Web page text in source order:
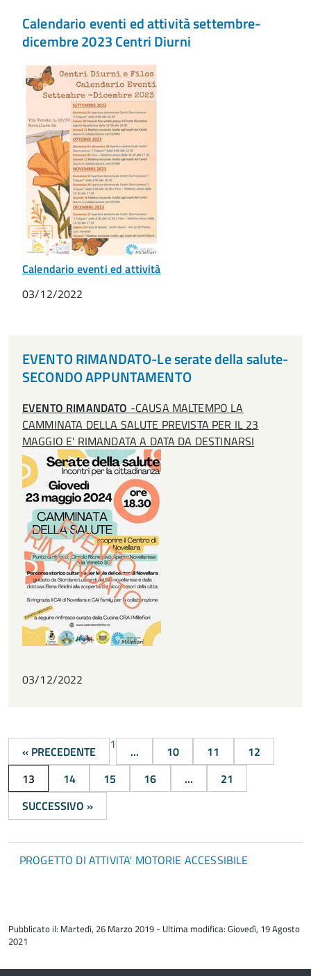
Calendario eventi ed attività settembre-
dicembre 2023 Centri Diurni
Calendario eventi ed attività
03/12/2022
EVENTO RIMANDATO-Le serate della salute-
SECONDO APPUNTAMENTO
EVENTO RIMANDATO -CAUSA MALTEMPO LA
CAMMINATA DELLA SALUTE PREVISTA PER IL 23
MAGGIO E' RIMANDATA A DATA DA DESTINARSI
03/12/2022
« PRECEDENTE 1 ... 10 11
12
13
14 15 16 ...
21
SUCCESSIVO »
PROGETTO DI ATTIVITA' MOTORIE ACCESSIBILE
del
contenuto
Pubblicato il: Martedì, 26 Marzo 2019 - Ultima modifica: Giovedì, 19 Agosto
2021